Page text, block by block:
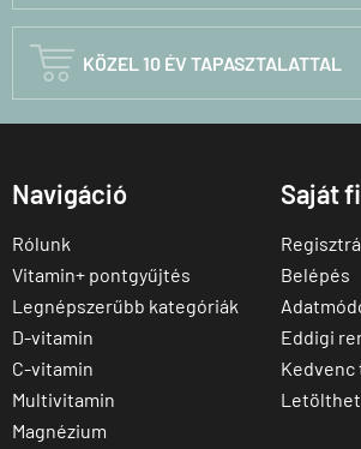
 KÖZEL 10 ÉV TAPASZTALATTAL
Navigáció
Rólunk
Vitamin+ pontgyűjtés
Legnépszerűbb kategóriák
D-vitamin
C-vitamin
Multivitamin
Magnézium
Saját
Belépés
Eddigi
Kedvenc